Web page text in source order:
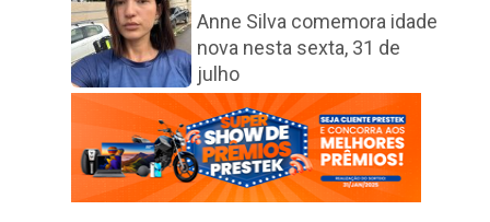
Anne Silva comemora idade
nova nesta sexta, 31 de
julho